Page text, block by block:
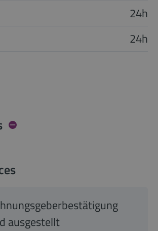
24h
24h
ausgestellt